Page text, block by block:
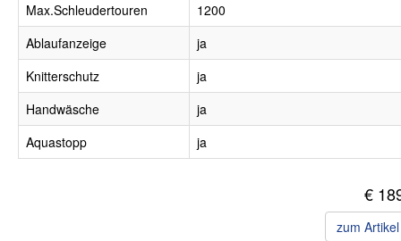
Max.Schleudertouren
1200
Ablaufanzeige
ja
Knitterschutz
ja
Handwäsche
ja
Aquastopp
ja
€
zum